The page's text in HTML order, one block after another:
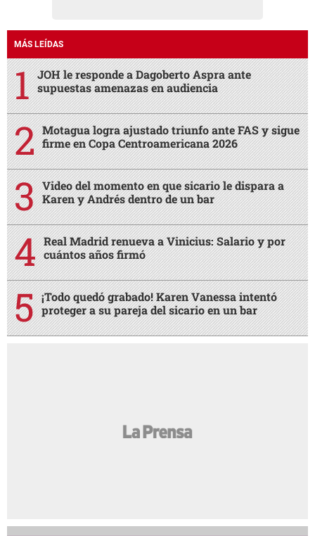
MÁS LEÍDAS
JOH le responde a Dagoberto Aspra ante
supuestas amenazas en audiencia
Motagua logra ajustado triunfo ante FAS y sigue
firme en Copa Centroamericana 2026
Video del momento en que sicario le dispara a
Karen y Andrés dentro de un bar
Real Madrid renueva a Vinicius: Salario y por
cuántos años firmó
¡Todo quedó grabado! Karen Vanessa intentó
proteger a su pareja del sicario en un bar